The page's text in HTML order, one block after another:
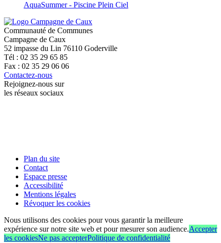
AquaSummer - Piscine Plein Ciel
Communauté de Communes
Campagne de Caux
52 impasse du Lin 76110 Goderville
Tél : 02 35 29 65 85
Fax : 02 35 29 06 06
Contactez-nous
Rejoignez-nous sur
les réseaux sociaux
Plan du site
Contact
Espace presse
Accessibilité
Mentions légales
Révoquer les cookies
Nous utilisons des cookies pour vous garantir la meilleure
expérience sur notre site web et pour mesurer son audience.Accepter
les cookiesNe pas accepterPolitique de confidentialité